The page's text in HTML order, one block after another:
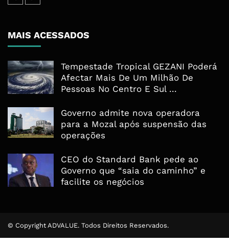
MAIS ACESSADOS
Tempestade Tropical GEZANI Poderá
Afectar Mais De Um Milhão De
Pessoas No Centro E Sul ...
Governo admite nova operadora
para a Mozal após suspensão das
operações
CEO do Standard Bank pede ao
Governo que “saia do caminho” e
facilite os negócios
© Copyright ADVALUE. Todos Direitos Reservados.